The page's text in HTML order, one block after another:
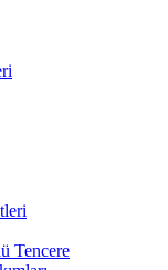
Tencere